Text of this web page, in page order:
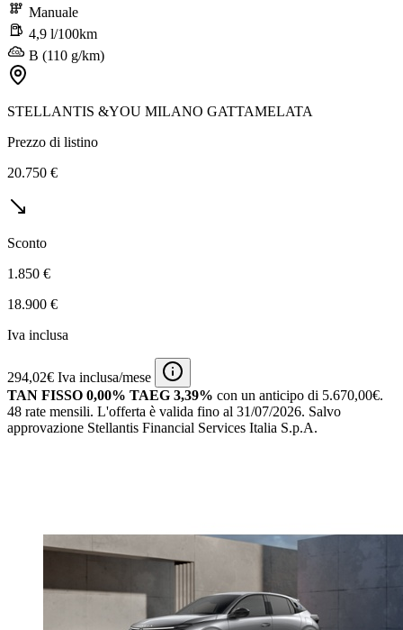
Manuale
4,9 l/100km
B (110 g/km)
STELLANTIS &YOU MILANO GATTAMELATA
Prezzo di listino
20.750 €
Sconto
1.850 €
18.900 €
Iva inclusa
294,02€ Iva inclusa/mese
TAN FISSO 0,00% TAEG 3,39% con un anticipo di 5.670,00€.
48 rate mensili. L'offerta è valida fino al 31/07/2026. Salvo
approvazione Stellantis Financial Services Italia S.p.A.